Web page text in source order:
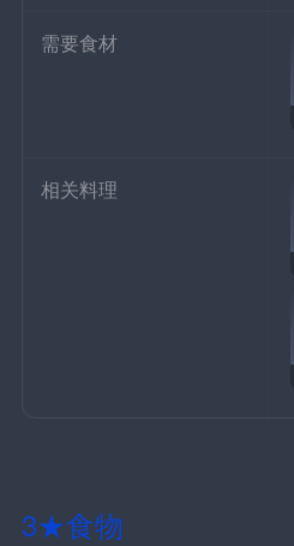
需要食材
相关料理
3★食物